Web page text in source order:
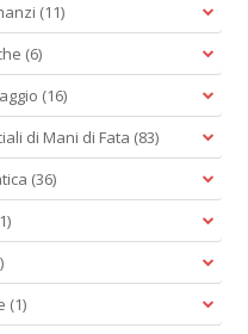
ENCICLOPEDIA PORSCHE N.3
Porsche Youngtimer
9.90 € 4.90 €
(11)
(6)
(16)
di Mani di Fata (83)
(36)
(1)